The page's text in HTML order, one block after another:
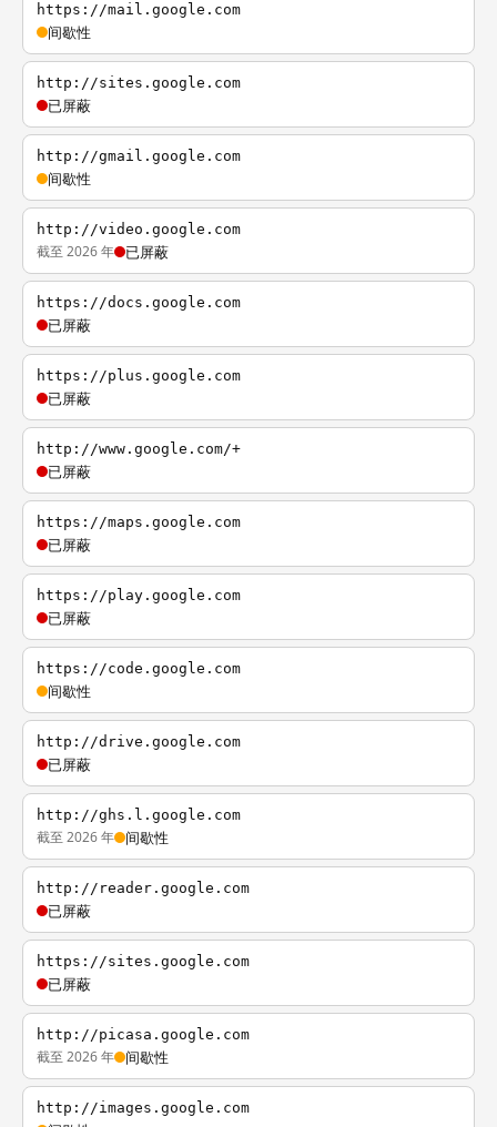
https://mail.google.com
间歇性
http://sites.google.com
已屏蔽
http://gmail.google.com
间歇性
http://video.google.com
截至 2026 年 已屏蔽
https://docs.google.com
已屏蔽
https://plus.google.com
已屏蔽
http://www.google.com/+
已屏蔽
https://maps.google.com
已屏蔽
https://play.google.com
已屏蔽
https://code.google.com
间歇性
http://drive.google.com
已屏蔽
http://ghs.l.google.com
截至 2026 年 间歇性
http://reader.google.com
已屏蔽
https://sites.google.com
已屏蔽
http://picasa.google.com
截至 2026 年 间歇性
http://images.google.com